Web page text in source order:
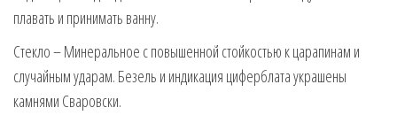
плавать и принимать ванну.
Стекло – Минеральное с повышенной стойкостью к царапинам и
случайным ударам. Безель и индикация циферблата украшены
камнями Сваровски.